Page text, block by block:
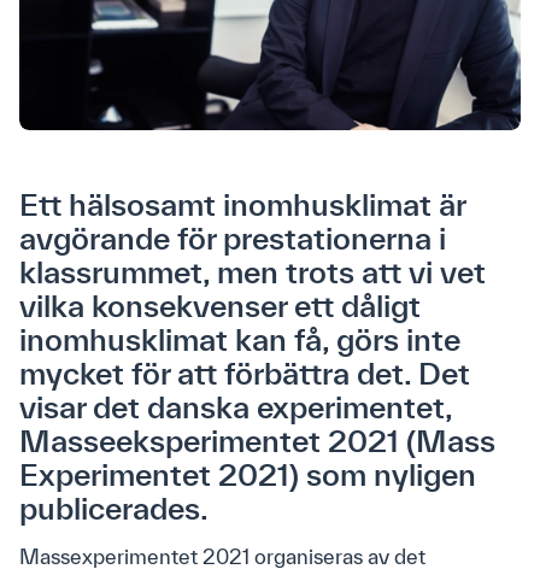
Ett hälsosamt inomhusklimat är
avgörande för prestationerna i
klassrummet, men trots att vi vet
vilka konsekvenser ett dåligt
inomhusklimat kan få, görs inte
mycket för att förbättra det. Det
visar det danska experimentet,
Masseeksperimentet 2021 (Mass
Experimentet 2021) som nyligen
publicerades.
Massexperimentet 2021 organiseras av det